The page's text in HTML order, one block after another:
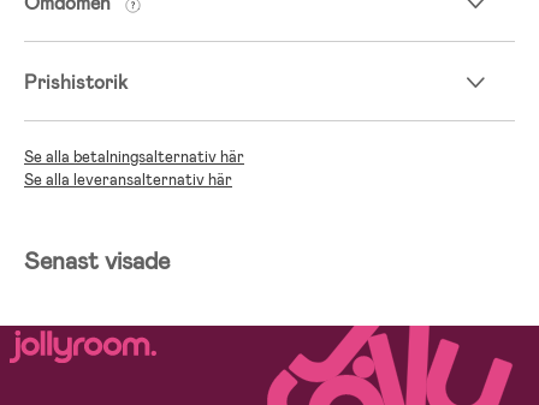
Prishistorik
Se alla betalningsalternativ här
Se alla leveransalternativ här
Senast visade